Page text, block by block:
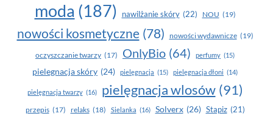
moda (187) nawilżanie skóry (22) NOU (19)
nowości kosmetyczne (78) nowości wydawnicze (19)
oczyszczanie twarzy (17) OnlyBio (64) perfumy (15)
pielegnacja skóry (24) pielęgnacja (15) pielęgnacja dłoni (14)
pielęgnacja twarzy (16) pielęgnacja wlosów (91)
przepis (17) relaks (18) Sielanka (16) Solverx (26) Stapiz (21)